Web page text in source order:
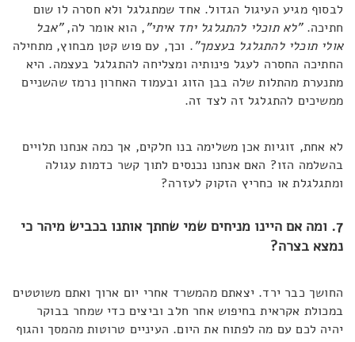
לבסוף מגיע העיגול הגדול. אחד שמתגלגל ולא חסרה לו שום
חתיכה."לא תוכלי להתגלגל יחד איתי", הוא אומר לה,"אבל
אולי תוכלי להתגלגל בעצמך". וכך, עם פוש קטן מבחוץ, מתחילה
החתיכה החסרה לעגל פינותיה ומצליחה להתגלגל בעצמה. היא
מתנערת מהתלות שלה בבן הזוג ובעמוד האחרון נרמז שהשניים
ממשיכים להתגלגל זה לצד זה.
לא אחת, זוגיות אכן משלימה בנו חלקים, אך כמה אנחנו תלויים
בהשלמה הזו? האם אנחנו נכנסים לתוך קשר כדמות עגולה
ומתגלגלת או כחריץ הזקוק לעזרה?
7. ומה אם היינו מניחים שמי שחתך אותנו בכביש מיהר כי
נמצא בצרה?
החושך כבר ירד. יצאתם מהמשרד אחרי יום ארוך ואתם משוטטים
במכולת אקראית בחיפוש אחר חלב וביצים כדי שמחר בבוקר
יהיה לכם עם מה לפתוח את היום. העיניים טרוטות מהמסך והגוף